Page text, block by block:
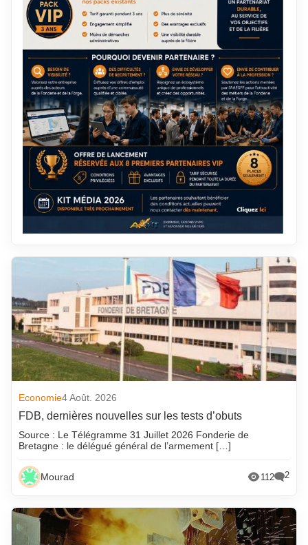
Economie4 Août. 2026
FDB, dernières nouvelles sur les tests d’obuts
Source : Le Télégramme 31 Juillet 2026 Fonderie de
Bretagne : le délégué général de l’armement […]
Mourad 112 2